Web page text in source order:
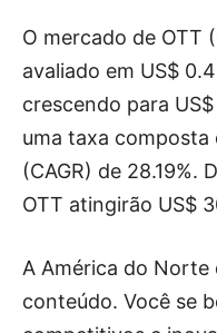
O mercado de OTT
avaliado em US$
crescendo para
uma taxa composta
(CAGR) de 28.19%.
OTT atingirão US$
A América do Norte
conteúdo. Você se